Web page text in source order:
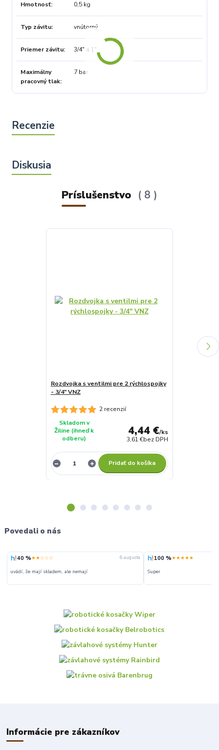
Hmotnosť 0,5 kg
Typ závitu vnútorný
Priemer závitu 3/4" a 1"
Maximálny
pracovný tlak
7 bar
Príslušenstvo 8
2 recenzií
Rozdvojka s ventilmi pre 2 rýchlospojky
- 3/4" VNZ
4,44 €/ks
3,61 €bez DPH
Skladom v
Žiline (ihneď k
odberu)
Pridať do košíka
Povedali o nás
40 %★★☆☆☆ 6. augusta
uvádí, že mají skladem, ale nemají
100 %★★★★★
Super
Informácie pre zákazníkov